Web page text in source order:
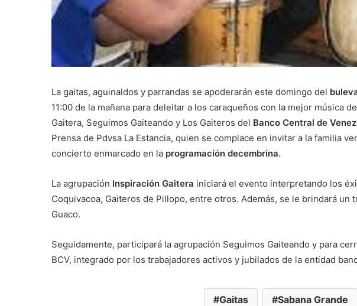
La gaitas, aguinaldos y parrandas se apoderarán este domingo del
11:00 de la mañana para deleitar a los caraqueños con la mejor música
Gaitera, Seguimos Gaiteando y Los Gaiteros del Banco Central de
Prensa de Pdvsa La Estancia, quien se complace en invitar a la familia
concierto enmarcado en la programación decembrina.
La agrupación Inspiración Gaitera iniciará el evento interpretando los
Coquivacoa, Gaiteros de Pillopo, entre otros. Además, se le brindará un
Guaco.
Seguidamente, participará la agrupación Seguimos Gaiteando y para
BCV, integrado por los trabajadores activos y jubilados de la entidad
Gaitas Sabana Grande